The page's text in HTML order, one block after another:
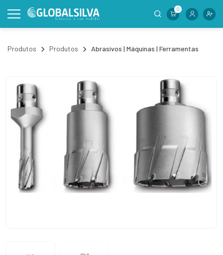
0
Produtos Produtos Abrasivos | Máquinas | Ferramentas